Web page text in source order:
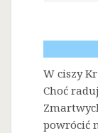
W ciszy
Choć
powrócić